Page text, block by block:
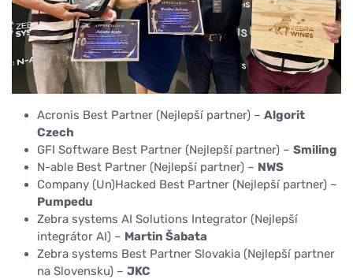
Acronis Best Partner (Nejlepší partner) – Algorit
Czech
GFI Software Best Partner (Nejlepší partner) – Smiling
N-able Best Partner (Nejlepší partner) – NWS
Company (Un)Hacked Best Partner (Nejlepší partner) –
Pumpedu
Zebra systems AI Solutions Integrator (Nejlepší
integrátor AI) – Martin Šabata
Zebra systems Best Partner Slovakia (Nejlepší partner
na Slovensku) – JKC